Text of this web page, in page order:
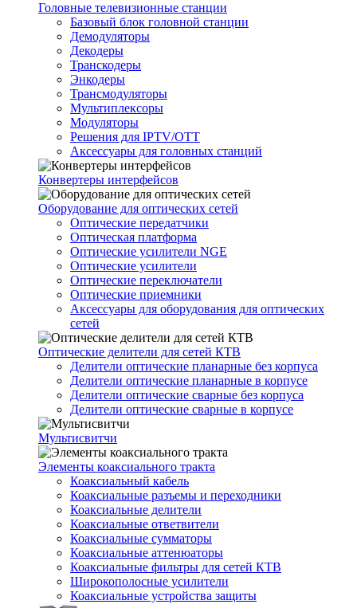
Головные телевизионные станции
Базовый блок головной станции
Демодуляторы
Декодеры
Транскодеры
Энкодеры
Трансмодуляторы
Мультиплексоры
Модуляторы
Решения для IPTV/OTT
Аксессуары для головных станций
Конвертеры интерфейсов
Оборудование для оптических сетей
Оптические передатчики
Оптическая платформа
Оптические усилители NGE
Оптические усилители
Оптические переключатели
Оптические приемники
Аксессуары для оборудования для оптических
сетей
Оптические делители для сетей КТВ
Делители оптические планарные без корпуса
Делители оптические планарные в корпусе
Делители оптические сварные без корпуса
Делители оптические сварные в корпусе
Мультисвитчи
Элементы коаксиального тракта
Коаксиальный кабель
Коаксиальные разъемы и переходники
Коаксиальные делители
Коаксиальные ответвители
Коаксиальные сумматоры
Коаксиальные аттенюаторы
Коаксиальные фильтры для сетей КТВ
Широкополосные усилители
Коаксиальные устройства защиты